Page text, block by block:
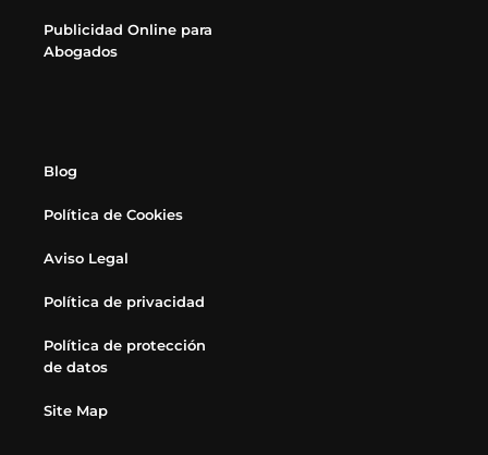
Publicidad Online para
Abogados
Blog
Política de Cookies
Aviso Legal
Política de privacidad
Política de protección
de datos
Site Map